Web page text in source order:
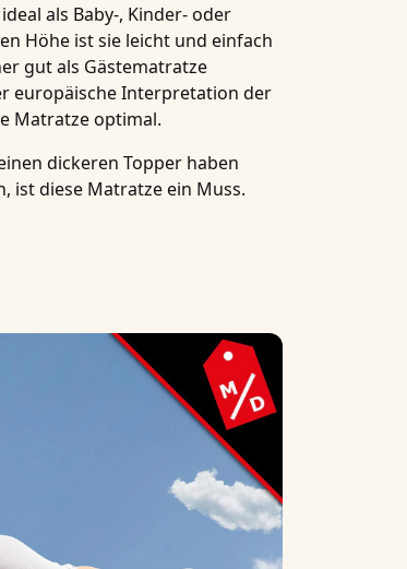
als Baby-, Kinder- oder
Höhe ist sie leicht und einfach
gut als Gästematratze
europäische Interpretation der
Matratze optimal.
dickeren Topper haben
ist diese Matratze ein Muss.